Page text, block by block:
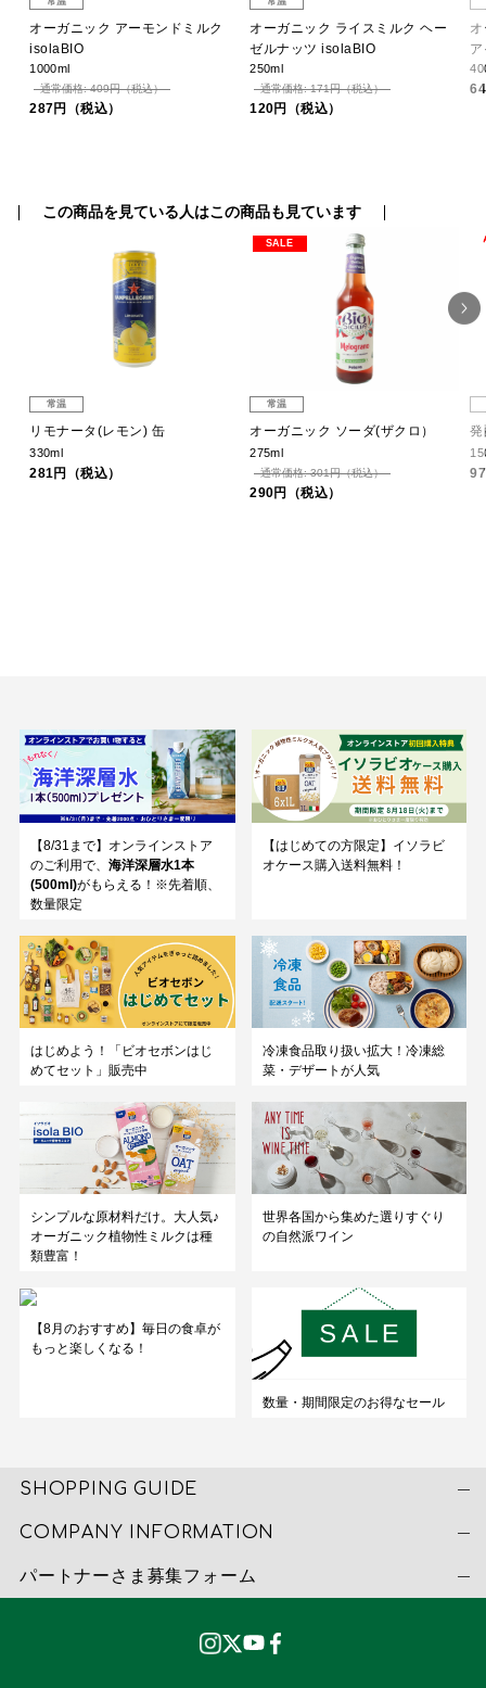
オーガニック アーモンドミルク
isolaBIO
1000ml
通常価格: 409円（税込）
287円（税込）
オーガニック ライスミルク ヘー
ゼルナッツ isolaBIO
250ml
通常価格: 171円（税込）
120円（税込）
この商品を見ている人はこの商品も見ています
常温
リモナータ(レモン) 缶
330ml
281円（税込）
SALE
常温
オーガニック ソーダ(ザクロ）
275ml
通常価格: 301円（税込）
290円（税込）
【8/31まで】オンラインストア
のご利用で、 海洋深層水1本
(500ml)がもらえる！※先着順、
数量限定
【はじめての方限定】イソラビ
オケース購入送料無料！
はじめよう！「ビオセボンはじ
めてセット」販売中
冷凍食品取り扱い拡大！冷凍総
菜・デザートが人気
シンプルな原材料だけ。大人気♪
オーガニック植物性ミルクは種
類豊富！
世界各国から集めた選りすぐり
の自然派ワイン
【8月のおすすめ】毎日の食卓が
もっと楽しくなる！
数量・期間限定のお得なセール
SHOPPING GUIDE
COMPANY INFORMATION
パートナーさま募集フォーム